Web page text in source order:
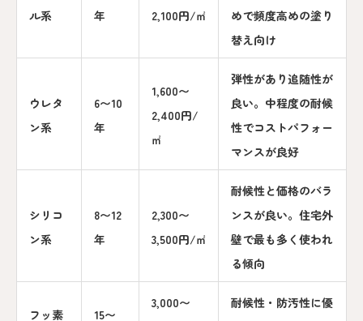
ル系
年
2,100円/㎡
めで頻度高めの塗り
替え向け
ウレタ
ン系
6〜10
年
1,600〜
2,400円/
㎡
弾性があり追随性が
良い。中程度の耐候
性でコストパフォー
マンスが良好
シリコ
ン系
8〜12
年
2,300〜
3,500円/㎡
耐候性と価格のバラ
ンスが良い。住宅外
壁で最も多く使われ
る傾向
フッ素
15〜
3,000〜
耐候性・防汚性に優